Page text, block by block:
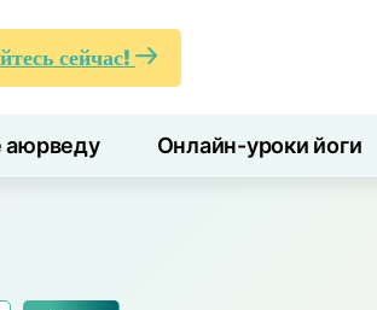
сейчас!
аюрведу Онлайн-уроки йоги